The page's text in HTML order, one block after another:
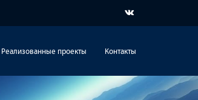
Реализованные проекты Контакты